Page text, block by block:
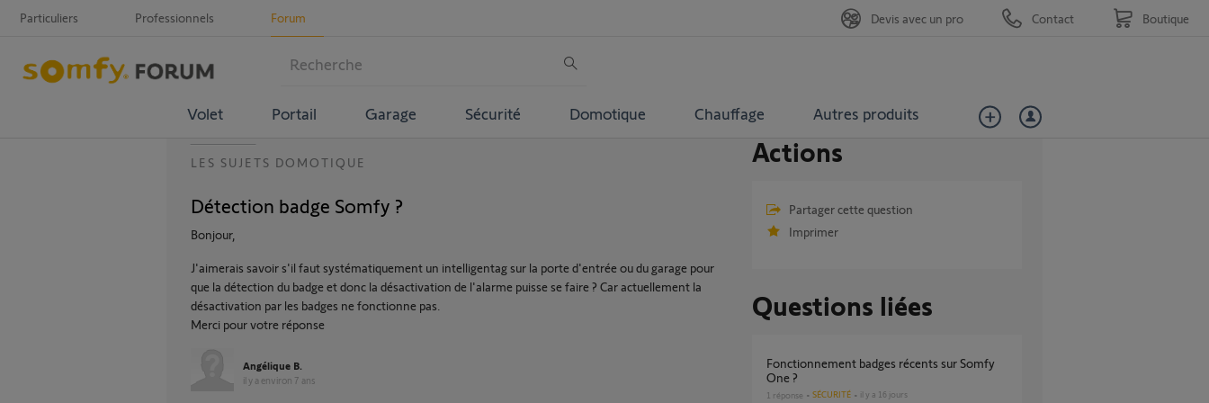
Particuliers Professionnels Forum
Volet Portail Garage Sécurité Domotique Chauffage Autres produits
Devis avec un pro Contact Boutique
LES SUJETS DOMOTIQUE
Détection badge Somfy ?
Bonjour,
J'aimerais savoir s'il faut systématiquement un intelligentag sur la porte d'entrée ou du garage pour
que la détection du badge et donc la désactivation de l'alarme puisse se faire ? Car actuellement la
désactivation par les badges ne fonctionne pas.
Merci pour votre réponse
Angélique B.
il y a environ 7 ans
Actions
Partager cette question
Imprimer
Questions liées
Fonctionnement badges récents sur Somfy
One ?
1 réponse SÉCURITÉ il y a 16 jours